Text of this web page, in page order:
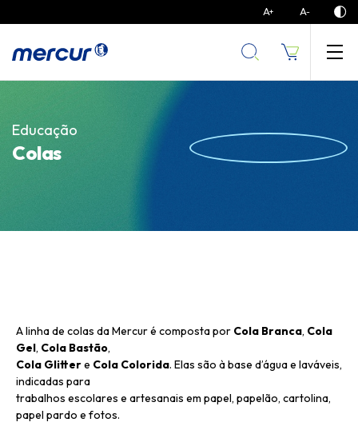
A+ A-
Educação
Colas
A linha de colas da Mercur é composta por Cola Branca, Cola
Gel, Cola Bastão,
Cola Glittere Cola Colorida. Elas são à base d’água e laváveis,
indicadas para
trabalhos escolares e artesanais em papel, papelão, cartolina,
papel pardo e fotos.